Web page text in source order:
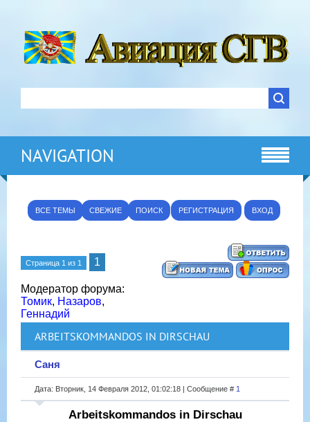
NAVIGATION
ВСЕ ТЕМЫ СВЕЖИЕ ПОИСК РЕГИСТРАЦИЯ ВХОД
Страница 1 из 1 1
Модератор форума:
Томик, Назаров,
Геннадий
ARBEITSKOMMANDOS IN DIRSCHAU
Саня
Дата: Вторник, 14 Февраля 2012, 01:02:18 | Сообщение # 1
Arbeitskommandos in Dirschau